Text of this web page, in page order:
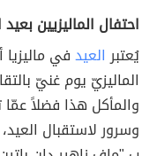
احتفال الماليزيين
يُعتبرالعيدفي ماليزيا
الماليزيّ يوم غنيّ
والمأكل هذا فضلاً عمّا
وسرور لاستقبال